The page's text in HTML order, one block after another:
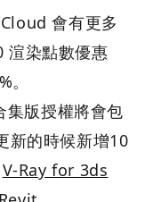
Cloud會有更多
渲染點數優惠
。
集版授權將會包
新的時候新增10
V-Ray for 3ds